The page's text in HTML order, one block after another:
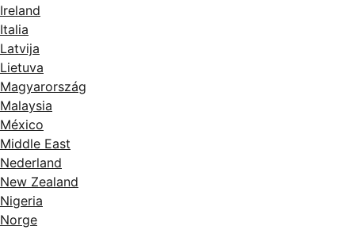
Ireland
Italia
Latvija
Lietuva
Magyarország
Malaysia
México
Middle East
Nederland
New Zealand
Nigeria
Norge